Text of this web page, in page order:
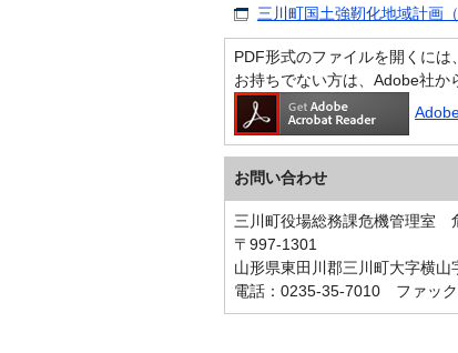
三川町国土強靭化地域計画
PDF形式のファイルを開くに
お持ちでない方は、Adobe社か
お問い合わせ
三川町役場総務課危機管理室
〒997-1301
山形県東田川郡三川町大字横山
電話：0235-35-7010 ファッ